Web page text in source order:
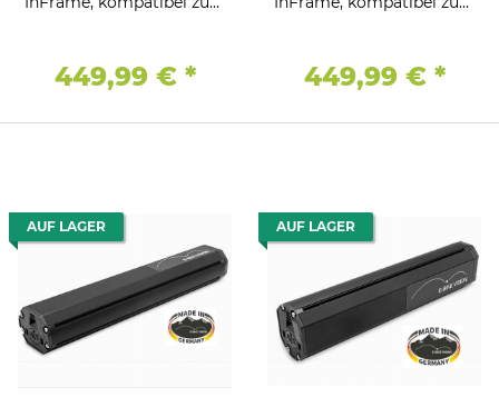
Antriebssystem 36V -
12,8Ah / 461Wh -
449,99 € *
Antriebssystem 36V -
12,8Ah / 461Wh - VERTIKAL
449,99 € *
AUF LAGER AUF LAGER